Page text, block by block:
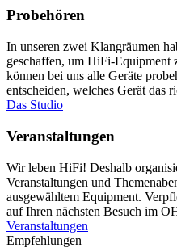
Probehören
In unseren zwei Klangräumen
geschaffen, um HiFi-Equipment
können bei uns alle Geräte
entscheiden, welches Gerät das
Das Studio
Veranstaltungen
Wir leben HiFi! Deshalb
Veranstaltungen und
ausgewähltem Equipment.
auf Ihren nächsten Besuch im
Veranstaltungen
Empfehlungen